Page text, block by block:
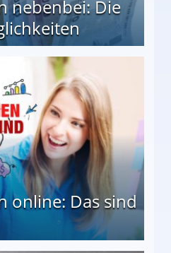
nebenbei: Die
online: Das sind